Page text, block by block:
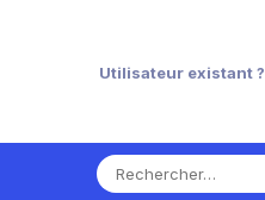
Utilisateur existant